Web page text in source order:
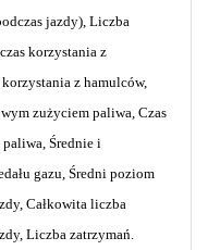
jazdy), Liczba
korzystania z
z hamulców,
zużyciem paliwa, Czas
Średnie i
gazu, Średni poziom
Całkowita liczba
Liczba zatrzymań.